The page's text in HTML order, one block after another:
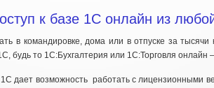
к базе 1С онлайн из
в командировке, дома или в отпуске за
будь то 1С:Бухгалтерия или 1С:Торговля
дает возможность работать с лицензионными